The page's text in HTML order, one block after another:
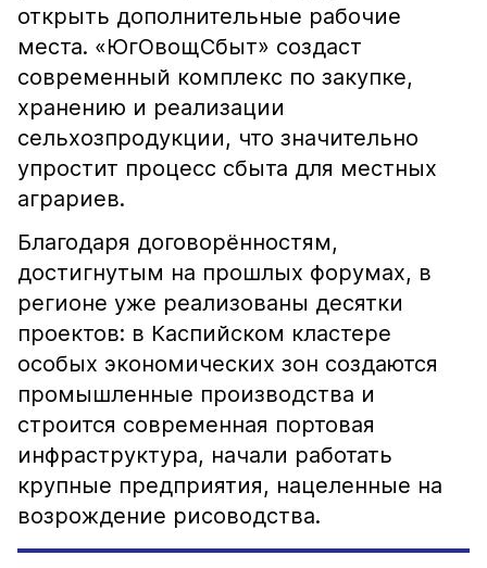
открыть дополнительные рабочие
места. «ЮгОвощСбыт» создаст
современный комплекс по закупке,
хранению и реализации
сельхозпродукции, что значительно
упростит процесс сбыта для местных
аграриев.
Благодаря договорённостям,
достигнутым на прошлых форумах, в
регионе уже реализованы десятки
проектов: в Каспийском кластере
особых экономических зон создаются
промышленные производства и
строится современная портовая
инфраструктура, начали работать
крупные предприятия, нацеленные на
возрождение рисоводства.